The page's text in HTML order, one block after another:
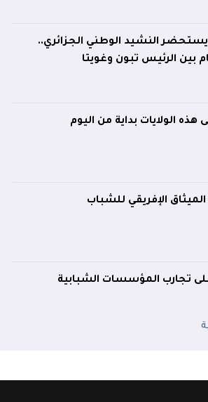
يستحضر النشيد الوطني الجزائري..
بين الرئيس تبون وغويتا
الولايات بداية من اليوم
الإفريقي للشباب
تجارب المؤسسات الشبابية